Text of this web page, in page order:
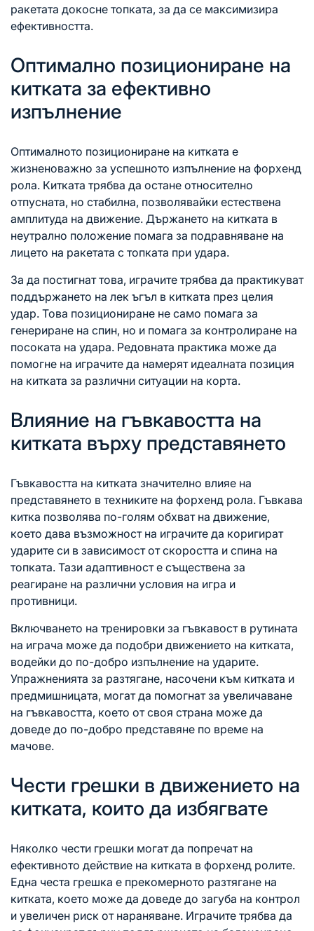
ракетата докосне топката, за да се максимизира
ефективността.
Оптимално позициониране на
китката за ефективно
изпълнение
Оптималното позициониране на китката е
жизненоважно за успешното изпълнение на форхенд
рола. Китката трябва да остане относително
отпусната, но стабилна, позволявайки естествена
амплитуда на движение. Държането на китката в
неутрално положение помага за подравняване на
лицето на ракетата с топката при удара.
За да постигнат това, играчите трябва да практикуват
поддържането на лек ъгъл в китката през целия
удар. Това позициониране не само помага за
генериране на спин, но и помага за контролиране на
посоката на удара. Редовната практика може да
помогне на играчите да намерят идеалната позиция
на китката за различни ситуации на корта.
Влияние на гъвкавостта на
китката върху представянето
Гъвкавостта на китката значително влияе на
представянето в техниките на форхенд рола. Гъвкава
китка позволява по-голям обхват на движение,
което дава възможност на играчите да коригират
ударите си в зависимост от скоростта и спина на
топката. Тази адаптивност е съществена за
реагиране на различни условия на игра и
противници.
Включването на тренировки за гъвкавост в рутината
на играча може да подобри движението на китката,
водейки до по-добро изпълнение на ударите.
Упражненията за разтягане, насочени към китката и
предмишницата, могат да помогнат за увеличаване
на гъвкавостта, което от своя страна може да
доведе до по-добро представяне по време на
мачове.
Чести грешки в движението на
китката, които да избягвате
Няколко чести грешки могат да попречат на
ефективното действие на китката в форхенд ролите.
Една честа грешка е прекомерното разтягане на
китката, което може да доведе до загуба на контрол
и увеличен риск от нараняване. Играчите трябва да